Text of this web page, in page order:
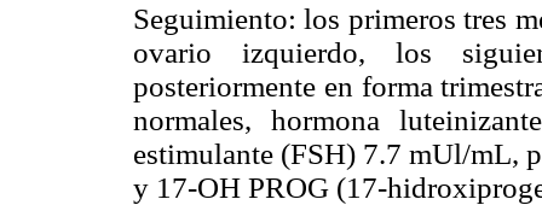
Seguimiento: los primeros tres
ovario izquierdo, los
posteriormente en forma
normales, hormona
estimulante (FSH) 7.7 mUl/mL,
y 17-OH PROG (17-